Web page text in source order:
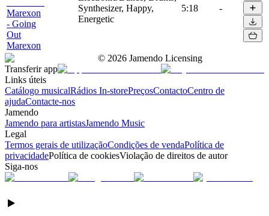
Marexon
- Going
Out
Marexon
Synthesizer, Happy,
Energetic
5:18 -
© 2026 Jamendo Licensing
Transferir app
Links úteis
Catálogo musicalRádios In-storePreçosContactoCentro de
ajudaContacte-nos
Jamendo
Jamendo para artistasJamendo Music
Legal
Termos gerais de utilizaçãoCondições de vendaPolítica de
privacidadePolítica de cookiesViolação de direitos de autor
Siga-nos